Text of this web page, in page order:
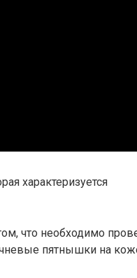
характеризуется
что необходимо
пятнышки на